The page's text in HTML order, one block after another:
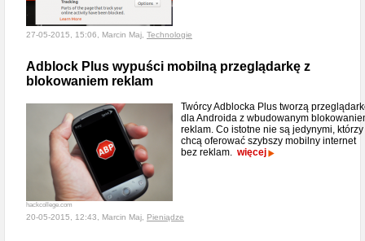
27-05-2015, 15:06, Marcin Maj, Technologie
Adblock Plus wypuści mobilną przeglądarkę z
blokowaniem reklam
hackcollege.com
Twórcy Adblocka Plus tworzą
dla Androida z wbudowanym
reklam. Co istotne nie są jedynymi, którzy
chcą oferować szybszy mobilny internet
bez reklam. więcej
20-05-2015, 12:43, Marcin Maj, Pieniądze